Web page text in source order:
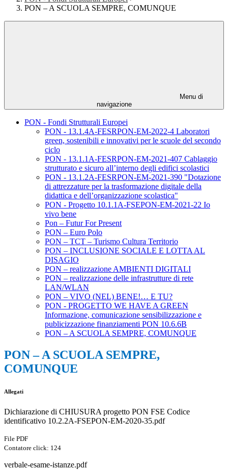
PON – A SCUOLA SEMPRE, COMUNQUE
Menu di
navigazione
PON - Fondi Strutturali Europei
PON - 13.1.4A-FESRPON-EM-2022-4 Laboratori
green, sostenibili e innovativi per le scuole del secondo
ciclo
PON - 13.1.1A-FESRPON-EM-2021-407 Cablaggio
strutturato e sicuro all’interno degli edifici scolastici
PON - 13.1.2A-FESRPON-EM-2021-390 "Dotazione
di attrezzature per la trasformazione digitale della
didattica e dell’organizzazione scolastica"
PON - Progetto 10.1.1A-FSEPON-EM-2021-22 Io
vivo bene
Pon – Futur For Present
PON – Euro Polo
PON – TCT – Turismo Cultura Territorio
PON – INCLUSIONE SOCIALE E LOTTA AL
DISAGIO
PON – realizzazione AMBIENTI DIGITALI
PON – realizzazione delle infrastrutture di rete
LAN/WLAN
PON – VIVO (NEL) BENE!… E TU?
PON - PROGETTO WE HAVE A GREEN
Informazione, comunicazione sensibilizzazione e
publicizzazione finanziamenti PON 10.6.6B
PON – A SCUOLA SEMPRE, COMUNQUE
PON – A SCUOLA SEMPRE,
COMUNQUE
Allegati
Dichiarazione di CHIUSURA progetto PON FSE Codice
identificativo 10.2.2A-FSEPON-EM-2020-35.pdf
File PDF
Contatore click: 124
verbale-esame-istanze.pdf